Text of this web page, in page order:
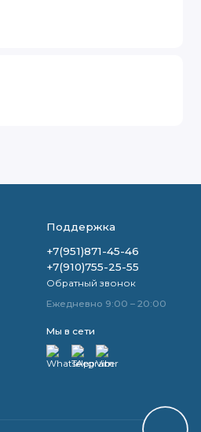
Поддержка
+7(951)871-45-46
+7(910)755-25-55
Обратный звонок
Ежедневно 9:00 – 20:00
Мы в сети